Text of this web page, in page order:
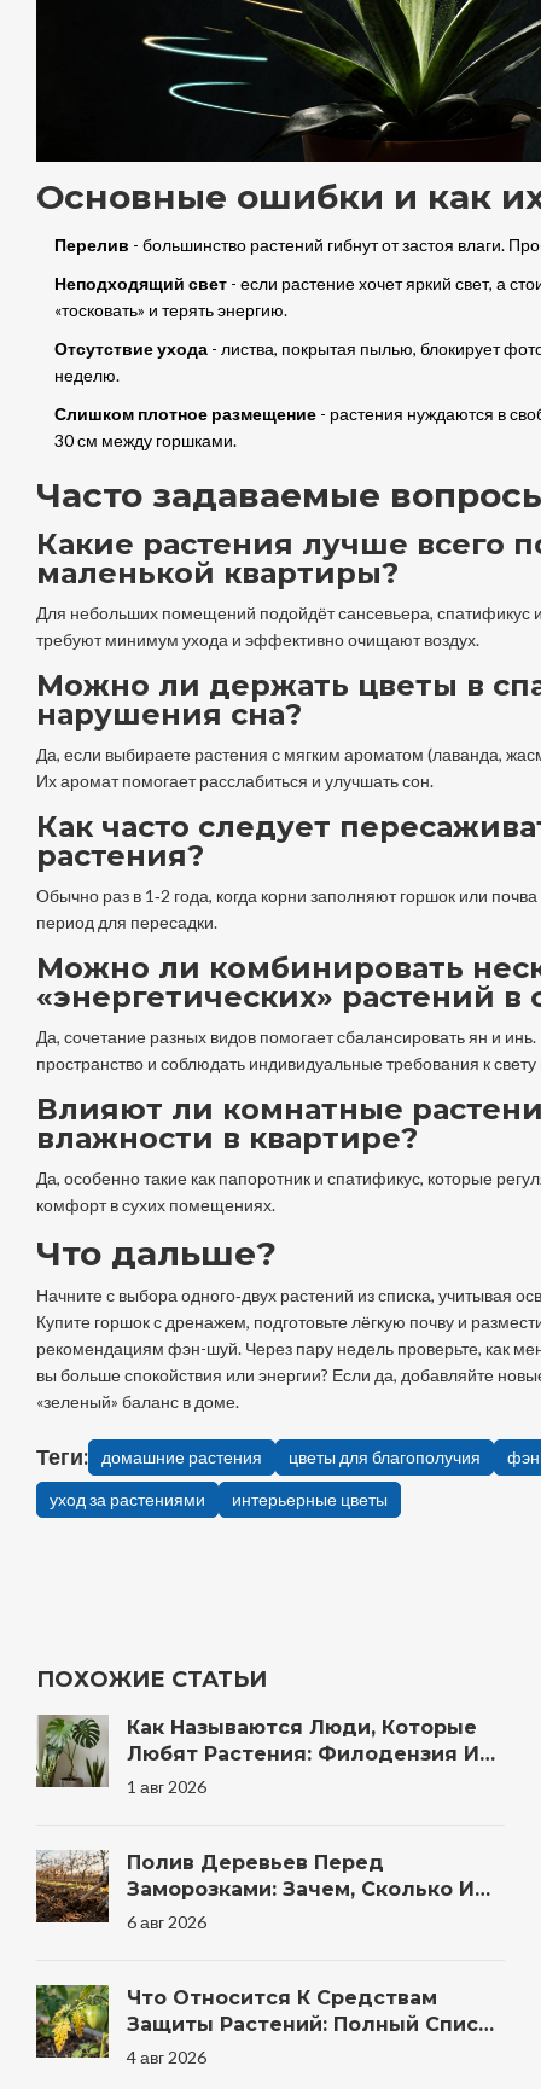
Основные ошибки и как
Перелив - большинство растений гибнут от застоя влаги.
Неподходящий свет- если растение хочет яркий свет, а
«тосковать» и терять энергию.
Отсутствие ухода- листва, покрытая пылью, блокирует
неделю.
Слишком плотное размещение- растения нуждаются в
30 см между горшками.
Часто задаваемые
Какие растения лучше всего
маленькой квартиры?
Для небольших помещений подойдёт сансевьера, спатификус
требуют минимум ухода и эффективно очищают воздух.
Можно ли держать цветы в
нарушения сна?
Да, если выбираете растения с мягким ароматом (лаванда,
Их аромат помогает расслабиться и улучшать сон.
Как часто следует
растения?
Обычно раз в 1‑2 года, когда корни заполняют горшок или
период для пересадки.
Можно ли комбинировать
«энергетических» растений в
Да, сочетание разных видов помогает сбалансировать ян и
пространство и соблюдать индивидуальные требования к свету
Влияют ли комнатные
влажности в квартире?
Да, особенно такие как папоротник и спатификус, которые
комфорт в сухих помещениях.
Что дальше?
Начните с выбора одного‑двух растений из списка, учитывая
Купите горшок с дренажем, подготовьте лёгкую почву и
рекомендациям фэн-шуй. Через пару недель проверьте, как
вы больше спокойствия или энергии? Если да, добавляйте
«зеленый» баланс в доме.
Теги: домашние растения цветы для благополучия
уход за растениями интерьерные цветы
ПОХОЖИЕ СТАТЬИ
Как Называются Люди, Которые
Любят Растения: Филодензия И
Другие Термины
1 авг 2026
Полив Деревьев Перед
Заморозками: Зачем, Сколько И
Когда Правильно
6 авг 2026
Что Относится К Средствам
Защиты Растений: Полный Список
Препаратов И Методов Для Сада
4 авг 2026